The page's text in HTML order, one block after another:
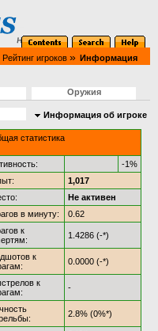
Рейтинг игроков » Информация
Оружия
Информация об игроке
статистика
-1%
1,017
Не активен
в минуту:
0.62
к
1.4286 (-*)
к
0.0000 (-*)
к
-
2.8% (0%*)